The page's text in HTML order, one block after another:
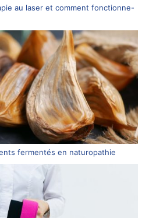
au laser et comment fonctionne-
fermentés en naturopathie